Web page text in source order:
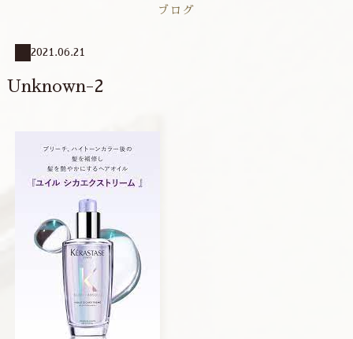
ブログ
2021.06.21
Unknown-2